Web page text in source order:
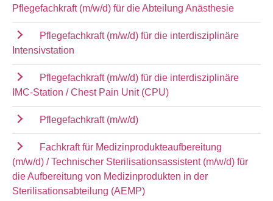
Pflegefachkraft (m/w/d) für die Abteilung Anästhesie
Pflegefachkraft (m/w/d) für die interdisziplinäre
Intensivstation
Pflegefachkraft (m/w/d) für die interdisziplinäre
IMC-Station / Chest Pain Unit (CPU)
Pflegefachkraft (m/w/d)
Fachkraft für Medizinprodukteaufbereitung
(m/w/d) / Technischer Sterilisationsassistent (m/w/d) für
die Aufbereitung von Medizinprodukten in der
Sterilisationsabteilung (AEMP)